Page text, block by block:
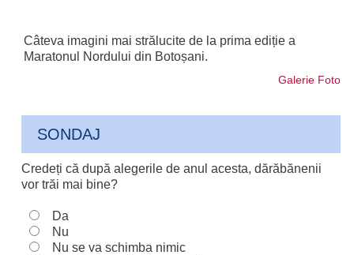
Câteva imagini mai strălucite de la prima ediție a
Maratonul Nordului din Botoșani.
Galerie Foto
SONDAJ
Credeți că după alegerile de anul acesta, dărăbănenii
vor trăi mai bine?
Da
Nu
Nu se va schimba nimic